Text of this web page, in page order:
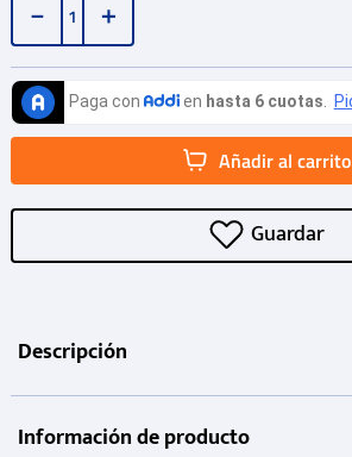
＋
－
Añadir al carrito
Descripción
Información de producto